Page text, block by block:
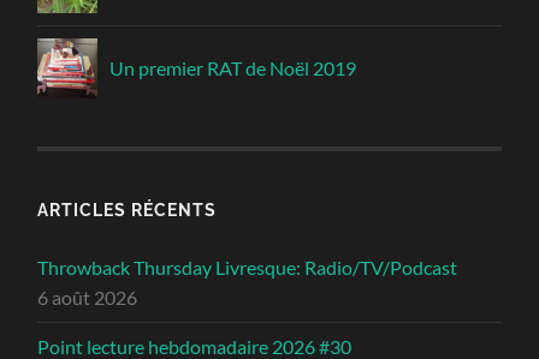
Un premier RAT de Noël 2019
ARTICLES RÉCENTS
Throwback Thursday Livresque: Radio/TV/Podcast
6 août 2026
Point lecture hebdomadaire 2026 #30